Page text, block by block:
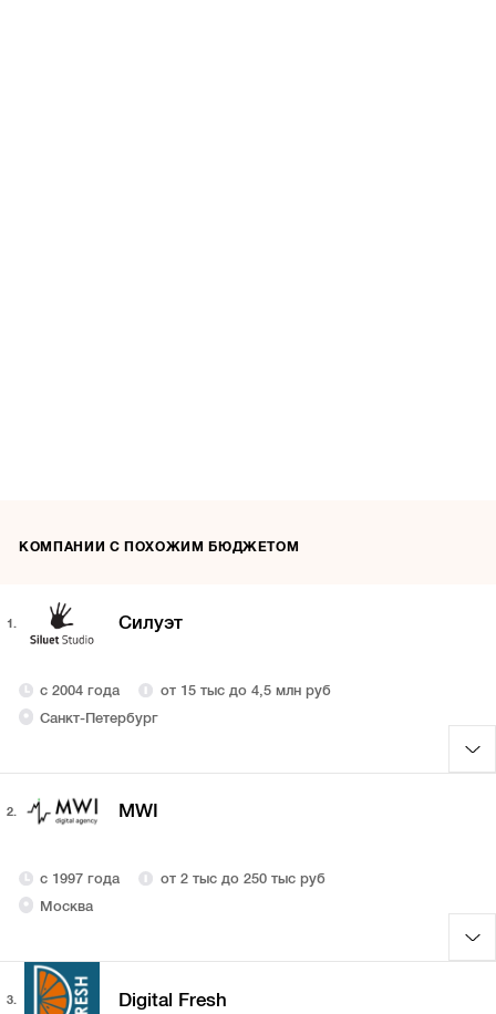
КОМПАНИИ С ПОХОЖИМ БЮДЖЕТОМ
1. Силуэт
с 2004 года
от 15 тыс до 4,5 млн руб
Санкт-Петербург
2. MWI
с 1997 года
от 2 тыс до 250 тыс руб
Москва
3. Digital Fresh